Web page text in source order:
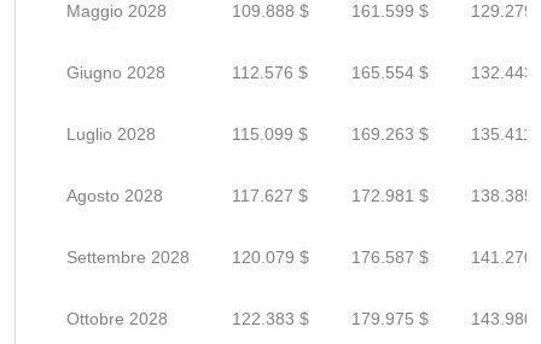
Maggio 2028 109.888 $ 161.599 $ 129.279
Giugno 2028 112.576 $ 165.554 $ 132.443
Luglio 2028 115.099 $ 169.263 $ 135.411
Agosto 2028 117.627 $ 172.981 $ 138.385
Settembre 2028 120.079 $ 176.587 $ 141.270
Ottobre 2028 122.383 $ 179.975 $ 143.980